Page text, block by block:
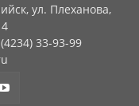
ул. Плеханова,
33-93-99